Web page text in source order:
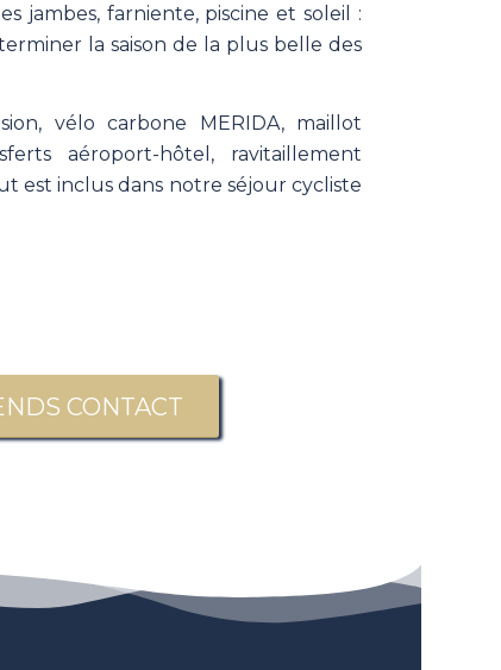
jambes, farniente, piscine et soleil :
la saison de la plus belle des
vélo carbone MERIDA, maillot
aéroport-hôtel, ravitaillement
est inclus dans notre séjour cycliste
CONTACT